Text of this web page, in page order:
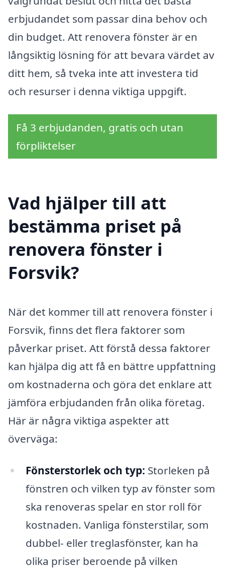
erbjudandet som passar dina behov och
din budget. Att renovera fönster är en
långsiktig lösning för att bevara värdet av
ditt hem, så tveka inte att investera tid
och resurser i denna viktiga uppgift.
Få 3 erbjudanden, gratis och utan
förpliktelser
Vad hjälper till att
bestämma priset på
renovera fönster i
Forsvik?
När det kommer till att renovera fönster i
Forsvik, finns det flera faktorer som
påverkar priset. Att förstå dessa faktorer
kan hjälpa dig att få en bättre uppfattning
om kostnaderna och göra det enklare att
jämföra erbjudanden från olika företag.
Här är några viktiga aspekter att
överväga:
Fönsterstorlek och typ: Storleken på
fönstren och vilken typ av fönster som
ska renoveras spelar en stor roll för
kostnaden. Vanliga fönsterstilar, som
dubbel- eller treglasfönster, kan ha
olika priser beroende på vilken